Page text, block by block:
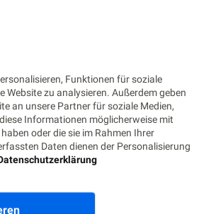
Funktionen für soziale
zu analysieren. Außerdem geben
an unsere Partner für soziale Medien,
Informationen möglicherweise mit
oder die sie im Rahmen Ihrer
Daten dienen der Personalisierung
API
Artificial
Big Data
Camunda
Cloud